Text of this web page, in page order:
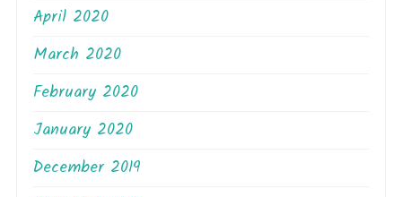
April 2020
March 2020
February 2020
January 2020
December 2019